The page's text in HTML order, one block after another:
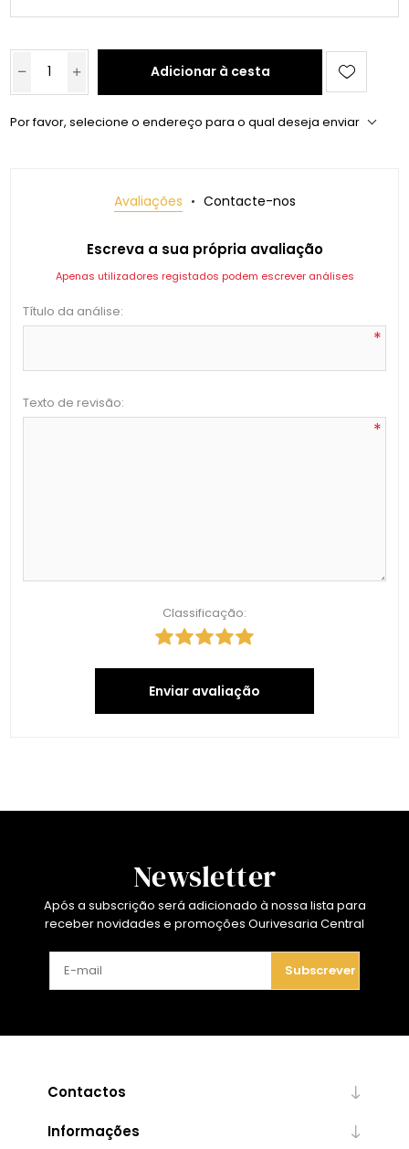
Adicionar à cesta
Por favor, selecione o endereço para o qual deseja enviar
Avaliações Contacte-nos
Escreva a sua própria avaliação
Apenas utilizadores registados podem escrever análises
Título da análise:
*
Texto de revisão:
*
Classificação:
Enviar avaliação
Newsletter
Após a subscrição será adicionado à nossa lista para
receber novidades e promoções Ourivesaria Central
Subscrever
Contactos
Informações